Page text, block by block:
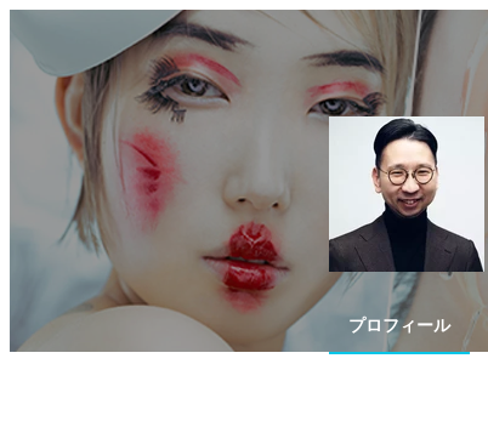
プロフィール